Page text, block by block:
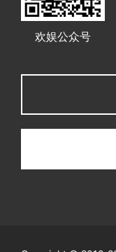
欢娱公众号